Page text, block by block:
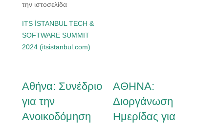
την ιστοσελίδα
ITS İSTANBUL TECH &
SOFTWARE SUMMIT
2024 (itsistanbul.com)
Αθήνα: Συνέδριο
για την
Ανοικοδόμηση
ΑΘΗΝΑ:
Διοργάνωση
Ημερίδας για